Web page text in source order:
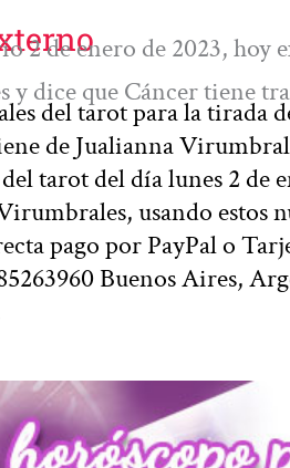
2 de enero de 2023, hoy
y dice que Cáncer tiene
del tarot para la tirada
de Jualianna
tarot del día lunes 2 de
usando estos
pago por PayPal o
Buenos Aires,